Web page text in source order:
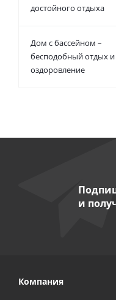
достойного отдыха
Дом с бассейном –
бесподобный отдых и
оздоровление
и
Компания